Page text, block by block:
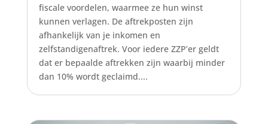
fiscale voordelen, waarmee ze hun winst
kunnen verlagen. De aftrekposten zijn
afhankelijk van je inkomen en
zelfstandigenaftrek. Voor iedere ZZP’er geldt
dat er bepaalde aftrekken zijn waarbij minder
dan 10% wordt geclaimd....